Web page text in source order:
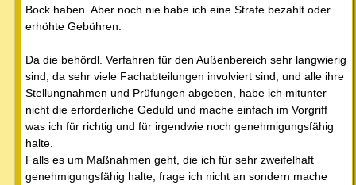
Bock haben. Aber noch nie habe ich eine Strafe bezahlt oder
erhöhte Gebühren.
Da die behördl. Verfahren für den Außenbereich sehr langwierig
sind, da sehr viele Fachabteilungen involviert sind, und alle ihre
Stellungnahmen und Prüfungen abgeben, habe ich mitunter
nicht die erforderliche Geduld und mache einfach im Vorgriff
was ich für richtig und für irgendwie noch genehmigungsfähig
halte.
Falls es um Maßnahmen geht, die ich für sehr zweifelhaft
genehmigungsfähig halte, frage ich nicht an sondern mache